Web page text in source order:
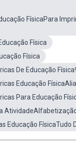
FísicaPara
Física
Física
De Educação
Educação
Para Educação
Educação FísicaTudo